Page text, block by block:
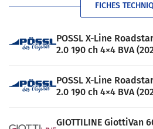
FICHES
POSSL X-Line
2.0 190 ch 4×4 BVA
POSSL X-Line
2.0 190 ch 4×4 BVA
GIOTTILINE GiottiVan